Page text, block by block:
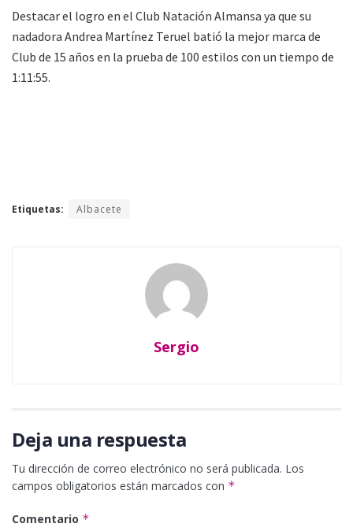
Destacar el logro en el Club Natación Almansa ya que su
nadadora Andrea Martínez Teruel batió la mejor marca de
Club de 15 años en la prueba de 100 estilos con un tiempo de
1:11:55.
Etiquetas: Albacete
Sergio
Deja una respuesta
Tu dirección de correo electrónico no será publicada. Los
campos obligatorios están marcados con *
Comentario *